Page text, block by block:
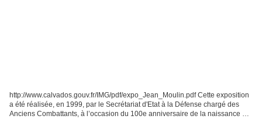
http://www.calvados.gouv.fr/IMG/pdf/expo_Jean_Moulin.pdf Cette exposition
a été réalisée, en 1999, par le Secrétariat d'Etat à la Défense chargé des
Anciens Combattants, à l’occasion du 100e anniversaire de la naissance de